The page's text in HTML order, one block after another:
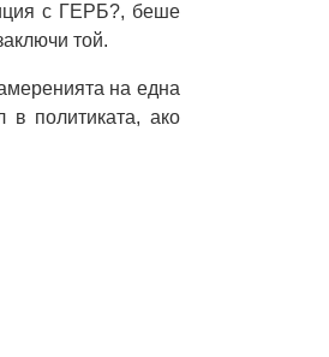
с ГЕРБ?, беше
той.
на една
в политиката, ако